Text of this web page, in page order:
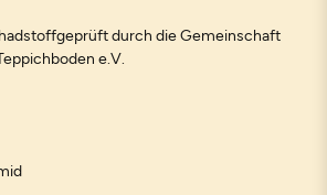
durch die Gemeinschaft
e.V.